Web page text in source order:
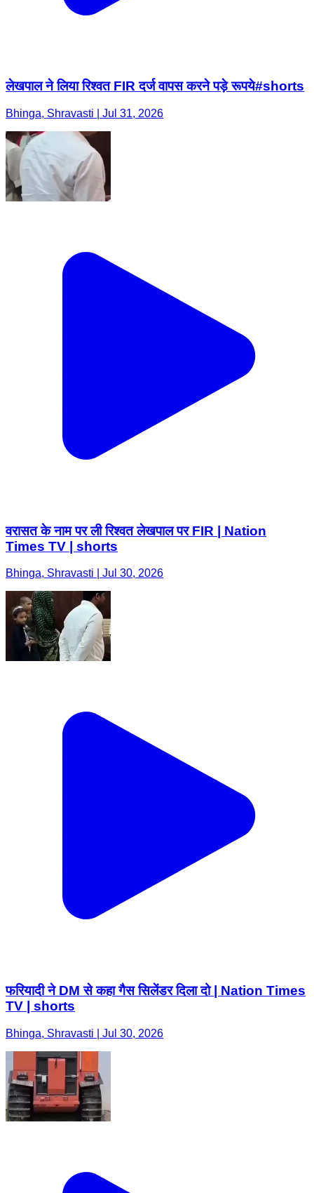
लेखपाल ने लिया रिश्वत FIR दर्ज वापस करने पड़े रूपये#shorts
Bhinga, Shravasti | Jul 31, 2026
वरासत के नाम पर ली रिश्वत लेखपाल पर FIR | Nation
Times TV | shorts
Bhinga, Shravasti | Jul 30, 2026
फरियादी ने DM से कहा गैस सिलेंडर दिला दो | Nation Times
TV | shorts
Bhinga, Shravasti | Jul 30, 2026